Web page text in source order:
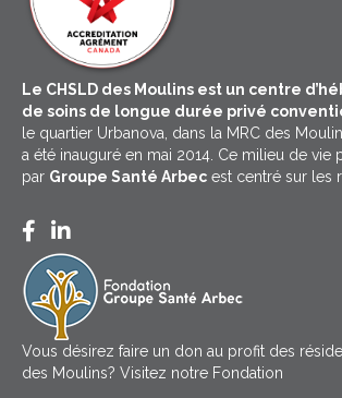
Le CHSLD des Moulins est un centre
de soins de longue durée privé
le quartier Urbanova, dans la MRC des
a été inauguré en mai 2014. Ce milieu de vie
par Groupe Santé Arbec est centré sur les
Facebook CHSLD des Moulins
LinkedIn Groupe Santé Arbec
Vous désirez faire un don au profit des
des Moulins? Visitez notre Fondation